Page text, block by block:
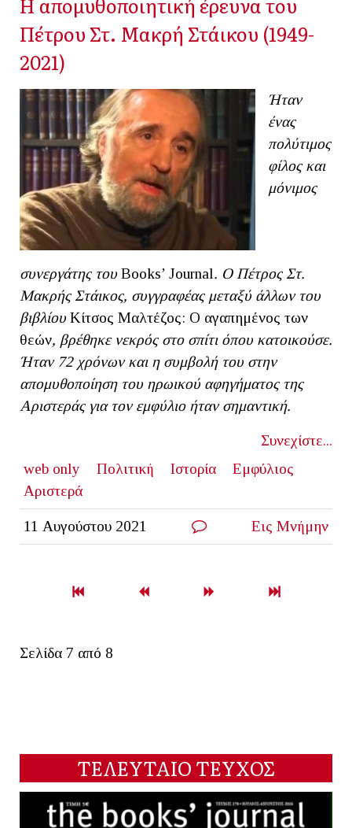
Πέτρου Στ. Μακρή Στάικου (1949-
2021)
Ήταν
ένας
πολύτιμος
φίλος και
μόνιμος
συνεργάτης του Books’ Journal. Ο Πέτρος Στ.
Μακρής Στάικος, συγγραφέας μεταξύ άλλων του
βιβλίου Κίτσος Μαλτέζος: Ο αγαπημένος των
θεών, βρέθηκε νεκρός στο σπίτι όπου κατοικούσε.
Ήταν 72 χρόνων και η συμβολή του στην
απομυθοποίηση του ηρωικού αφηγήματος της
Αριστεράς για τον εμφύλιο ήταν σημαντική.
Συνεχίστε...
web only
Πολιτική Ιστορία
Εμφύλιος
Αριστερά
11 Αυγούστου 2021 Εις Μνήμην
Σελίδα 7 από 8
ΤΕΛΕΥΤΑΙΟ ΤΕΥΧΟΣ